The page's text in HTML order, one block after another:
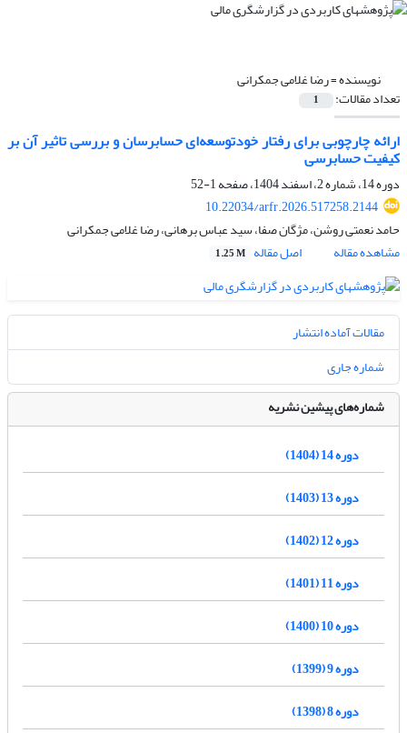
نویسنده =رضا غلامی جمکرانی
تعداد مقالات: 1
ارائه چارچوبی برای رفتار خودتوسعه‌ای حسابرسان و ‌بررسی تاثیر آن بر
کیفیت حسابرسی
دوره 14، شماره 2، اسفند 1404، صفحه
1-52
10.22034/arfr.2026.517258.2144
حامد نعمتی روشن، مژگان صفا، سید عباس برهانی، رضا غلامی جمکرانی
مشاهده مقاله
اصل مقاله 1.25 M
مقالات آماده انتشار
شماره جاری
شماره‌های پیشین نشریه
دوره 14 (1404)
دوره 13 (1403)
دوره 12 (1402)
دوره 11 (1401)
دوره 10 (1400)
دوره 9 (1399)
دوره 8 (1398)